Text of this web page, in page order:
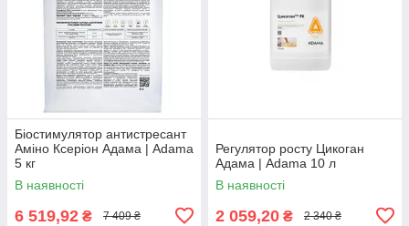
Біостимулятор антистресант
Аміно Ксеріон Адама | Adama
5 кг
В наявності
6 519,92 ₴ 7 409 ₴
Регулятор росту Цикоган
Адама | Adama 10 л
В наявності
2 059,20 ₴ 2 340 ₴